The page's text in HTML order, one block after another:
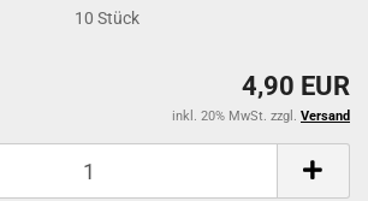
10Stück
4,90 EUR
inkl. 20% MwSt. zzgl. Versand